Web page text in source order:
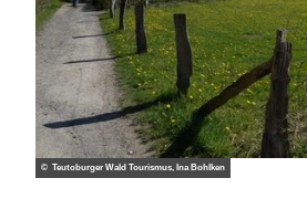
© Teutoburger Wald Tourismus, Ina Bohlken